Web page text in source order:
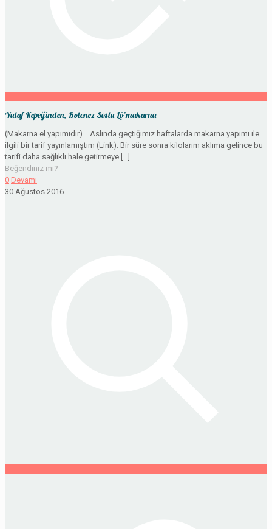
Yulaf Kepeğinden, Bolonez Soslu Lö’makarna
(Makarna el yapımıdır)… Aslında geçtiğimiz haftalarda makarna yapımı ile
ilgili bir tarif yayınlamıştım (Link). Bir süre sonra kilolarım aklıma gelince bu
tarifi daha sağlıklı hale getirmeye […]
Beğendiniz mi?
0 Devamı
30 Ağustos 2016